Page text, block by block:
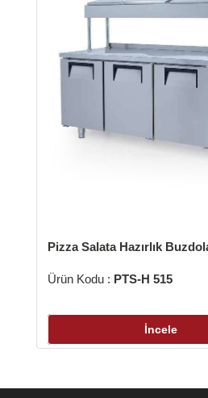
Salata Hazırlık Buzdolabı 3 Kapılı
Kodu :PTS-H 515